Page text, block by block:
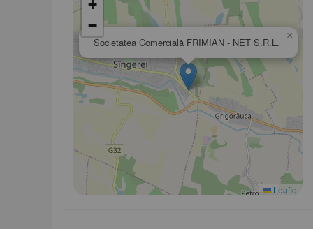
Societatea Comercială FRIMIAN - NET S.R.L.
×
+
−
Leaflet